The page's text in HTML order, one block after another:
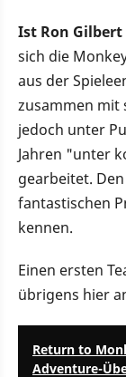
Ist Ron
sich die
aus der
zusammen mit
jedoch unter
Jahren "unter
gearbeitet.
fantastischen
kennen.
Einen ersten
übrigens hier
Return to
Adventure-